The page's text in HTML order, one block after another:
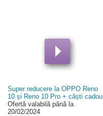
Super reducere la OPPO Reno
10 și Reno 10 Pro + căști cadou
Ofertă valabilă până la
20/02/2024